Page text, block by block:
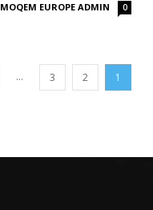
MOQEM EUROPE ADMIN 0
1
2
3
...